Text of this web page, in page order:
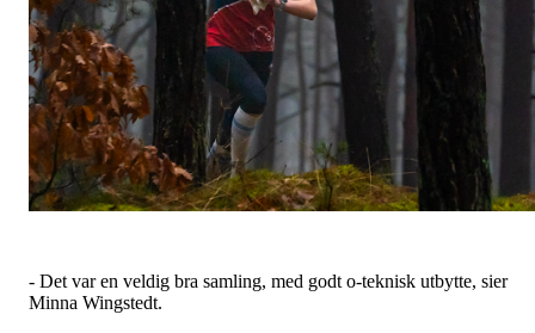
- Det var en veldig bra samling, med godt o-teknisk utbytte, sier
Minna Wingstedt.